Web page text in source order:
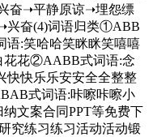
奋➝平静原谅➝埋怨缥
兴奋(4)词语归类①ABB
语:笑哈哈笑眯眯笑嘻嘻
花花②AABB式词语:念
快快乐乐安安全全整整
式词语:咔嚓咔嚓小
文案合同PPT等免费下
究练习练习活动活动锻